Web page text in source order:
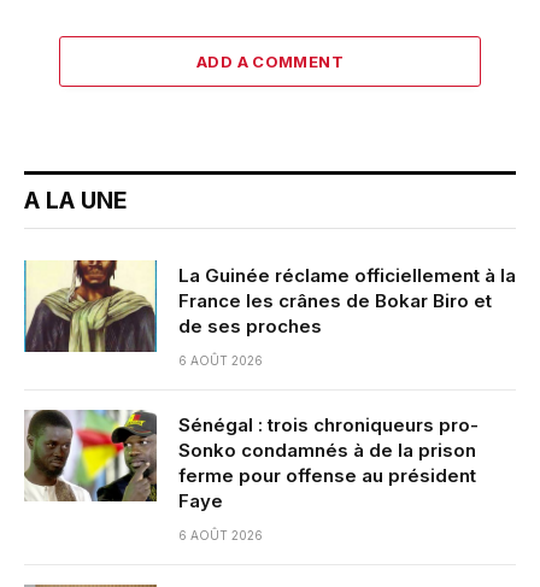
ADD A COMMENT
A LA UNE
La Guinée réclame officiellement à la
France les crânes de Bokar Biro et
de ses proches
6 AOÛT 2026
Sénégal : trois chroniqueurs pro-
Sonko condamnés à de la prison
ferme pour offense au président
Faye
6 AOÛT 2026